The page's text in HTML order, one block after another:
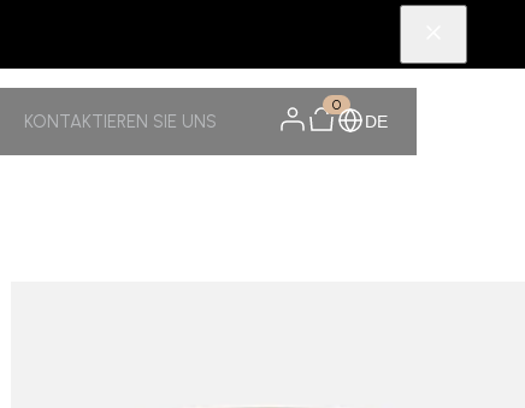
KONTAKTIEREN SIE UNS
0
DE